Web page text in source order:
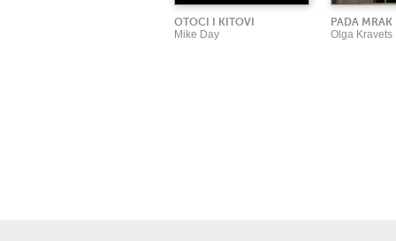
OTOCI I KITOVI
Mike Day
PADA MRAK
Olga Kravets